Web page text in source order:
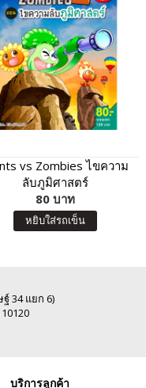
vs Zombies ไขความ
ลับภูมิศาสตร์
80 บาท
หยิบใส่รถเข็น
34 แยก 6)
บริการลูกค้า